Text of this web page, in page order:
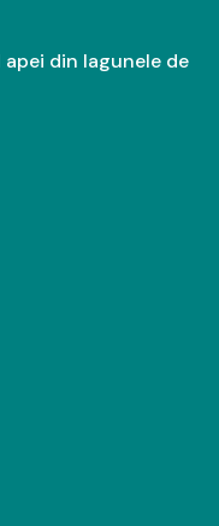
din lagunele de